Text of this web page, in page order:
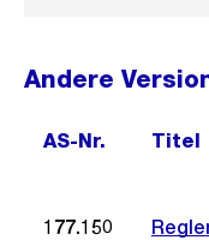
Andere
AS-Nr. Titel
177.150